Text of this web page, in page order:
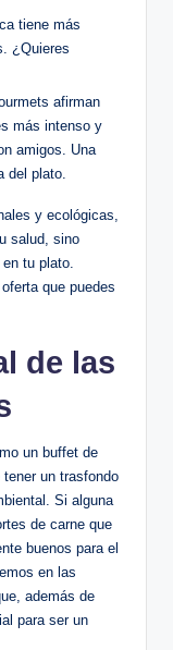
tiene más
¿Quieres
afirman
más intenso y
amigos. Una
del plato.
y ecológicas,
salud, sino
tu plato.
que puedes
de las
un buffet de
un trasfondo
Si alguna
de carne que
buenos para el
en las
además de
para ser un